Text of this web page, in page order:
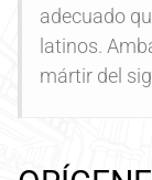
adecuado
latinos.
mártir del